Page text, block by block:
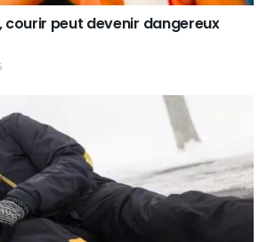
courir peut devenir dangereux